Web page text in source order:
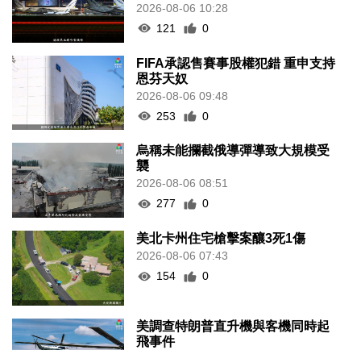
2026-08-06 10:28
121
0
FIFA承認售賽事股權犯錯 重申支持
恩芬天奴
2026-08-06 09:48
253
0
烏稱未能攔截俄導彈導致大規模受
襲
2026-08-06 08:51
277
0
美北卡州住宅槍擊案釀3死1傷
2026-08-06 07:43
154
0
美調查特朗普直升機與客機同時起
飛事件